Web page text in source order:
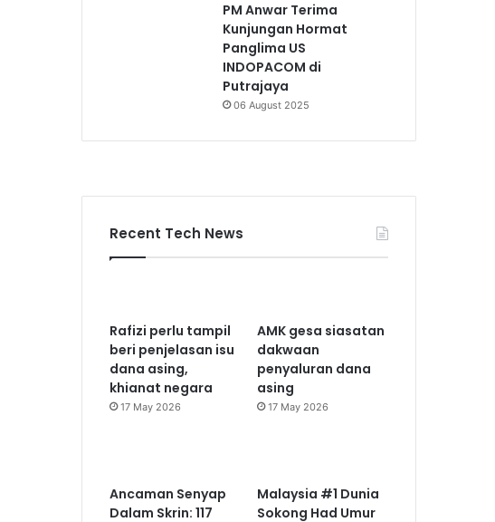
PM Anwar Terima
Kunjungan Hormat
Panglima US
INDOPACOM di
Putrajaya
06 August 2025
Recent Tech News
Rafizi perlu tampil
beri penjelasan isu
dana asing,
khianat negara
17 May 2026
AMK gesa siasatan
dakwaan
penyaluran dana
asing
17 May 2026
Ancaman Senyap
Dalam Skrin: 117
Malaysia #1 Dunia
Sokong Had Umur